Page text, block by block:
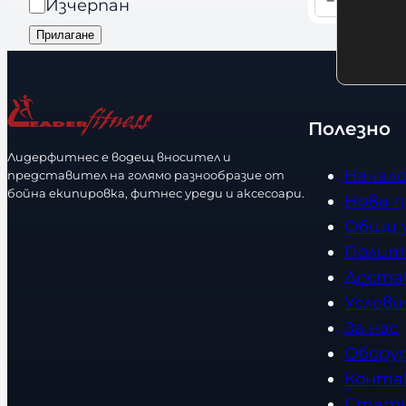
я
d
s
л
и
н
о
с
т
Изчерпан
Прилагане
К
е
Лидерфитнес е водещ вносител и
представител на голямо разнообразие от
бойна екипировка, фитнес уреди и аксесоари.
Полезно
Начало
Нови
Общи
За нас